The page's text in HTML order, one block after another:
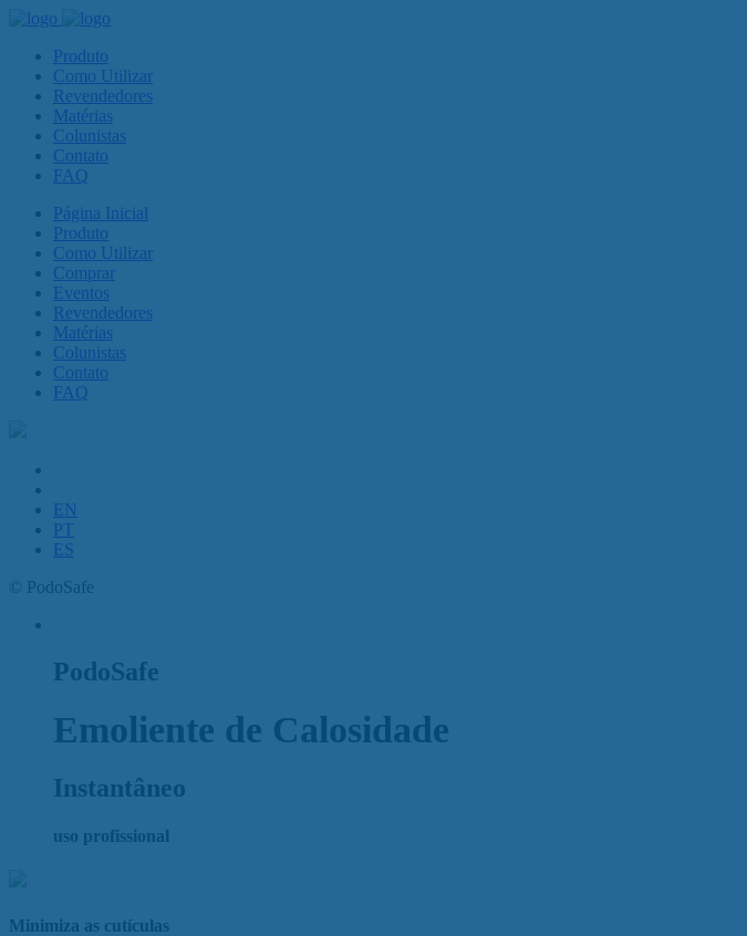
Produto
Como Utilizar
Revendedores
Matérias
Colunistas
Contato
FAQ
Página Inicial
Produto
Como Utilizar
Comprar
Eventos
Revendedores
Matérias
Colunistas
Contato
FAQ
EN
PT
ES
©
PodoSafe
PodoSafe
Emoliente de Calosidade
Instantâneo
uso profissional
Minimiza as cutículas